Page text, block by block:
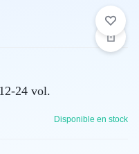
24 vol.
Disponible en stock